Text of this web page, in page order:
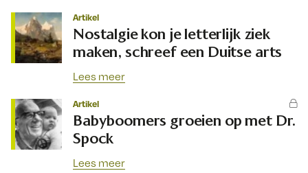
Artikel
Nostalgie kon je letterlijk ziek
maken, schreef een Duitse arts
Lees meer
Artikel
Babyboomers groeien op met Dr.
Spock
Lees meer